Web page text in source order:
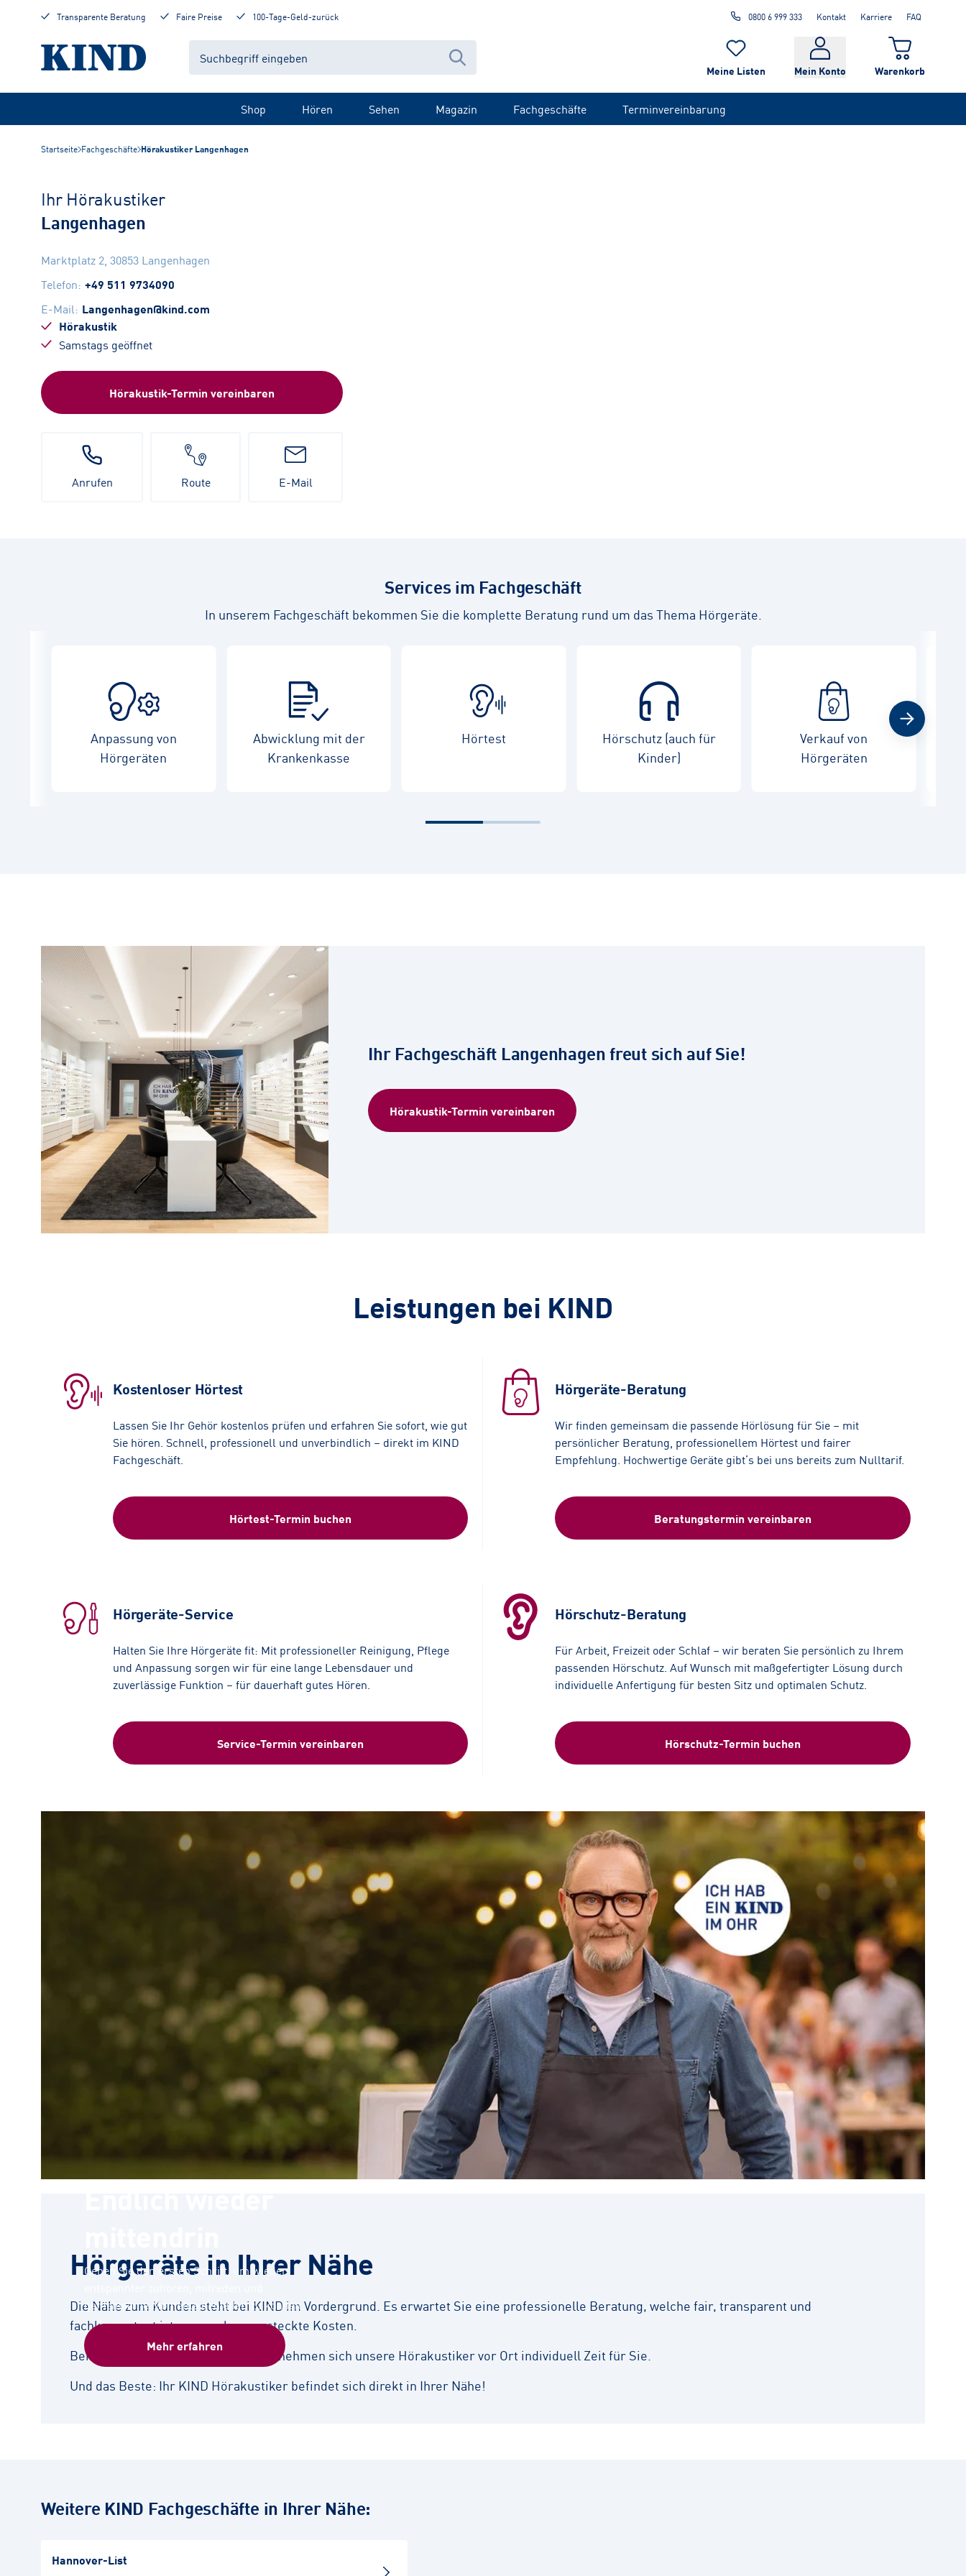
Transparente Beratung Faire Preise 100-Tage-Geld-zurück 0800 6 999 333 Kontakt Karriere FAQ
Meine Listen Mein Konto Warenkorb
Shop Hören Sehen Magazin Fachgeschäfte Terminvereinbarung
Startseite Fachgeschäfte Hörakustiker Langenhagen
Ihr Hörakustiker
Langenhagen
Marktplatz 2, 30853 Langenhagen
Telefon: +49 511 9734090
E-Mail: Langenhagen@kind.com
Hörakustik
Samstags geöffnet
Hörakustik-Termin vereinbaren
Anrufen Route E-Mail
Services im Fachgeschäft
In unserem Fachgeschäft bekommen Sie die komplette Beratung rund um das Thema Hörgeräte.
Anpassung von
Hörgeräten
Abwicklung mit der
Krankenkasse
Hörtest
Hörschutz (auch für
Kinder)
Verkauf von
Hörgeräten
Ihr Fachgeschäft Langenhagen freut sich auf Sie!
Hörakustik-Termin vereinbaren
Leistungen bei KIND
Kostenloser Hörtest
Lassen Sie Ihr Gehör kostenlos prüfen und erfahren Sie sofort, wie gut
Sie hören. Schnell, professionell und unverbindlich – direkt im KIND
Fachgeschäft.
Hörtest-Termin buchen
Hörgeräte-Beratung
Wir finden gemeinsam die passende Hörlösung für Sie – mit
persönlicher Beratung, professionellem Hörtest und fairer
Empfehlung. Hochwertige Geräte gibt’s bei uns bereits zum Nulltarif.
Beratungstermin vereinbaren
Hörgeräte-Service
Halten Sie Ihre Hörgeräte fit: Mit professioneller Reinigung, Pflege
und Anpassung sorgen wir für eine lange Lebensdauer und
zuverlässige Funktion – für dauerhaft gutes Hören.
Service-Termin vereinbaren
Hörschutz-Beratung
Für Arbeit, Freizeit oder Schlaf – wir beraten Sie persönlich zu Ihrem
passenden Hörschutz. Auf Wunsch mit maßgefertigter Lösung durch
individuelle Anfertigung für besten Sitz und optimalen Schutz.
Hörschutz-Termin buchen
Gehen Sie den ersten Schritt, um wieder
gemeinsame Momente genießen zu können.
Mehr erfahren
Hörgeräte in Ihrer Nähe
Die Nähe zum Kunden steht bei KIND im Vordergrund. Es erwartet Sie eine professionelle Beratung, welche fair, transparent und
fachkompetent ist – ganz ohne versteckte Kosten.
Bei der bedarfsgerechten Beratung nehmen sich unsere Hörakustiker vor Ort individuell Zeit für Sie.
Und das Beste: Ihr KIND Hörakustiker befindet sich direkt in Ihrer Nähe!
Weitere KIND Fachgeschäfte in Ihrer Nähe:
Hannover-List